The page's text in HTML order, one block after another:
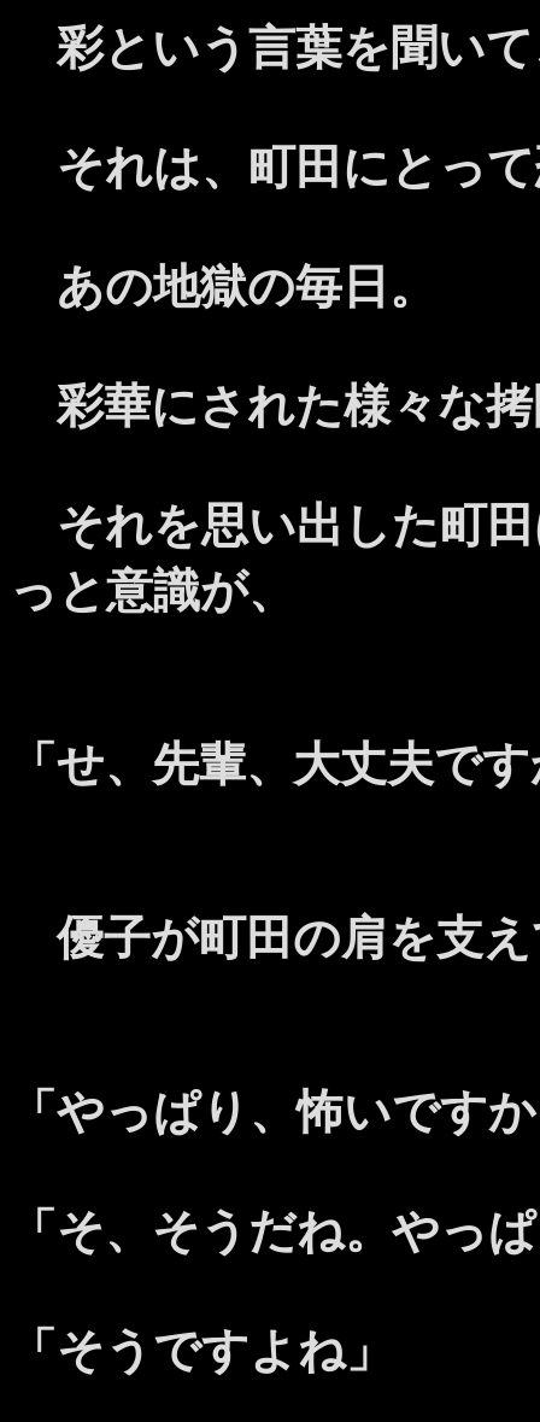
彩という言葉を聞い
それは、町田にとっ
あの地獄の毎日。
彩華にされた様々な拷
それを思い出した町
っと意識が、
「せ、先輩、大丈夫で
優子が町田の肩を支
「やっぱり、怖いです
「そ、そうだね。やっ
「そうですよね」